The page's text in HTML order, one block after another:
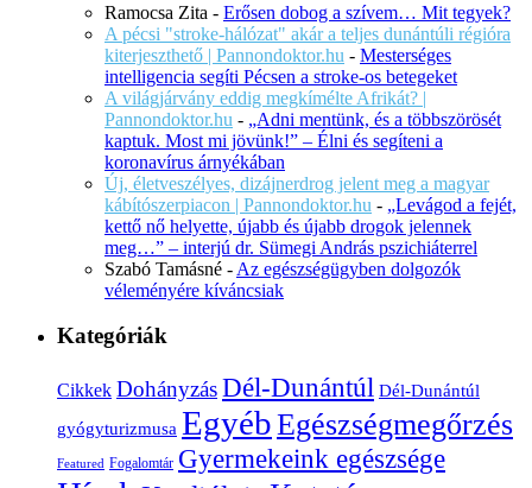
Ramocsa Zita - Erősen dobog a szívem… Mit tegyek?
A pécsi "stroke-hálózat" akár a teljes dunántúli régióra
kiterjeszthető | Pannondoktor.hu - Mesterséges
intelligencia segíti Pécsen a stroke-os betegeket
A világjárvány eddig megkímélte Afrikát? |
Pannondoktor.hu - „Adni mentünk, és a többszörösét
kaptuk. Most mi jövünk!” – Élni és segíteni a
koronavírus árnyékában
Új, életveszélyes, dizájnerdrog jelent meg a magyar
kábítószerpiacon | Pannondoktor.hu - „Levágod a fejét,
kettő nő helyette, újabb és újabb drogok jelennek
meg…” – interjú dr. Sümegi András pszichiáterrel
Szabó Tamásné - Az egészségügyben dolgozók
véleményére kíváncsiak
Kategóriák
Cikkek DohányzásDél-Dunántúl Dél-Dunántúl
gyógyturizmusa EgyébEgészségmegőrzés
Featured Fogalomtár Gyermekeink egészsége